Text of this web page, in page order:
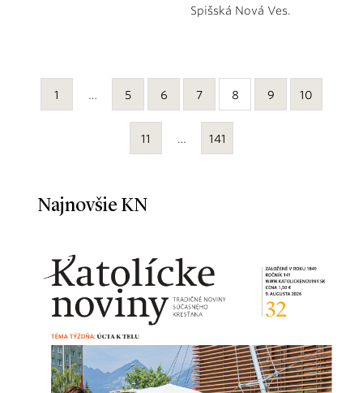
Spišská Nová Ves.
1 … 5 6 7 8 9 10
11 … 141
Najnovšie KN